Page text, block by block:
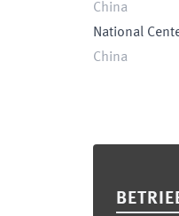
China
National
China